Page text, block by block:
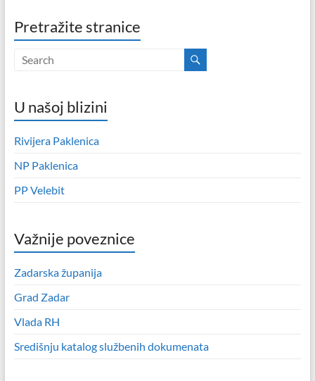
Pretražite stranice
U našoj blizini
Rivijera Paklenica
NP Paklenica
PP Velebit
Važnije poveznice
Zadarska županija
Grad Zadar
Vlada RH
Središnju katalog službenih dokumenata